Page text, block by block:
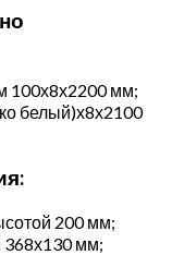
100х8х2200 мм;
белый)х8х2100
200 мм;
368х130 мм;